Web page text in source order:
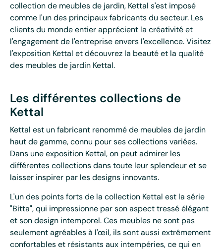
collection de meubles de jardin, Kettal s'est imposé
comme l'un des principaux fabricants du secteur. Les
clients du monde entier apprécient la créativité et
l'engagement de l'entreprise envers l'excellence. Visitez
l'exposition Kettal et découvrez la beauté et la qualité
des meubles de jardin Kettal.
Les différentes collections de
Kettal
Kettal est un fabricant renommé de meubles de jardin
haut de gamme, connu pour ses collections variées.
Dans une exposition Kettal, on peut admirer les
différentes collections dans toute leur splendeur et se
laisser inspirer par les designs innovants.
L'un des points forts de la collection Kettal est la série
"Bitta", qui impressionne par son aspect tressé élégant
et son design intemporel. Ces meubles ne sont pas
seulement agréables à l'œil, ils sont aussi extrêmement
confortables et résistants aux intempéries, ce qui en